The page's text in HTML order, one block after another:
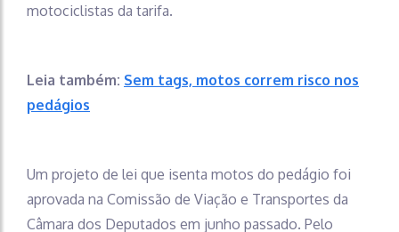
motociclistas da tarifa.
Leia também: Sem tags, motos correm risco nos
pedágios
Um projeto de lei que isenta motos do pedágio foi
aprovada na Comissão de Viação e Transportes da
Câmara dos Deputados em junho passado. Pelo